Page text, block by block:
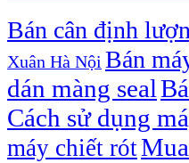
Bán cân định
Xuân Hà Nội Bán
dán màng seal
Cách sử dụng
máy chiết rót